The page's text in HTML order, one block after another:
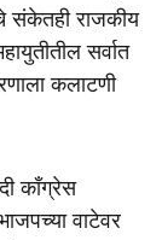
राजकीय
सर्वात
कलाटणी
काँग्रेस
वाटेवर